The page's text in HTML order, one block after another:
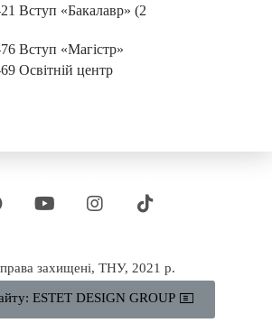
Вступ «Бакалавр» (2
Вступ «Магістр»
Освітній центр
захищені, ТНУ, 2021 р.
ESTET DESIGN GROUP